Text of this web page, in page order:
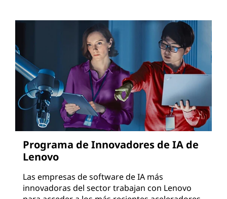
Programa de Innovadores de IA de
Lenovo
Las empresas de software de IA más
innovadoras del sector trabajan con Lenovo